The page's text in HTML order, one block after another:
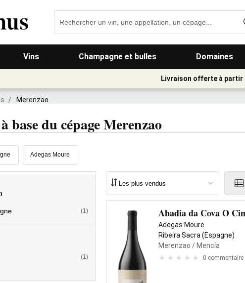
Vins Champagne et bulles Domaines
Livraison offerte à partir
/ Merenzao
base du cépage Merenzao
Adegas Moure
(1)
(1)
Abadia da Cova O
Adegas Moure
Ribeira Sacra (Espagne)
Merenzao / Mencía
0 commentaire